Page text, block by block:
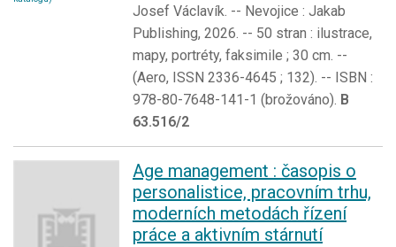
Josef Václavík. -- Nevojice : Jakab
Publishing, 2026. -- 50 stran : ilustrace,
mapy, portréty, faksimile ; 30 cm. --
(Aero, ISSN 2336-4645 ; 132). -- ISBN :
978-80-7648-141-1 (brožováno). B
63.516/2
Age management : časopis o
personalistice, pracovním trhu,
moderních metodách řízení
práce a aktivním stárnutí